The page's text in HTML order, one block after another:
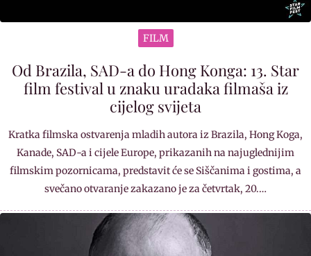
FILM
Od Brazila, SAD-a do Hong Konga: 13. Star
film festival u znaku uradaka filmaša iz
cijelog svijeta
Kratka filmska ostvarenja mladih autora iz Brazila, Hong Koga,
Kanade, SAD-a i cijele Europe, prikazanih na najuglednijim
filmskim pozornicama, predstavit će se Siščanima i gostima, a
svečano otvaranje zakazano je za četvrtak, 20.…